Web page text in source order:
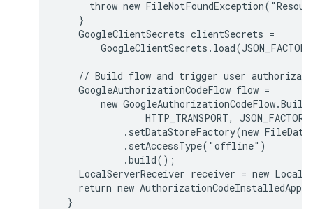
throw new
    }
    GoogleClientSecrets clientSecrets =
// Build flow and trigger user
    GoogleAuthorizationCodeFlow flow =
new
HTTP_TRANSPORT,
.setDataStoreFactory(new
            .setAccessType("offline")
            .build();
LocalServerReceiver receiver = new
return new
  }